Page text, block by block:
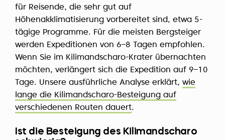
für Reisende, die sehr gut auf
Höhenakklimatisierung vorbereitet sind, etwa 5-
tägige Programme. Für die meisten Bergsteiger
werden Expeditionen von 6–8 Tagen empfohlen.
Wenn Sie im Kilimandscharo-Krater übernachten
möchten, verlängert sich die Expedition auf 9–10
Tage. Unsere ausführliche Analyse erklärt, wie
lange die Kilimandscharo-Besteigung auf
verschiedenen Routen dauert.
Ist die Besteigung des Kilimandscharo